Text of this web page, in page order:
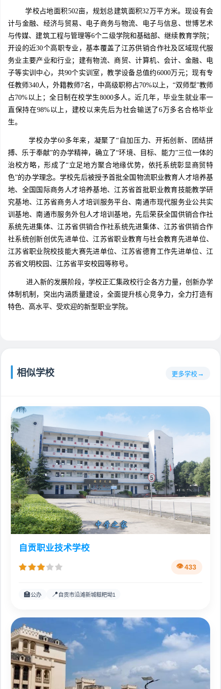
学校占地面积502亩，规划总建筑面积32万平方米。现设有会
计与金融、经济与贸易、电子商务与物流、电子与信息、世博艺术
与传媒、建筑工程与管理等6个二级学院和基础部、继续教育学院；
开设的近30个高职专业，基本覆盖了江苏供销合作社及区域现代服
务业主要产业和行业；建有物流、商贸、计算机、会计、金融、电
子等实训中心，共90个实训室，教学设备总值约6000万元；现有专
任教师340人，外籍教师7名，中高级职称占70%以上，“双师型”教师
占70%以上；全日制在校学生8000多人。近几年，毕业生就业率一
直保持在98%以上，建校以来先后为社会输送了6万多名合格毕业
生。
学校办学60多年来，凝聚了“自加压力、开拓创新、团结拼
搏、乐于奉献”的办学精神，确立了“环境、目标、能力”三位一体的
治校方略，形成了“立足地方聚合地缘优势，依托系统彰显商贸特
色”的办学理念。学校先后被授予首批全国物流职业教育人才培养基
地、全国国际商务人才培养基地、江苏省首批职业教育技能教学研
究基地、江苏省商务人才培训服务平台、南通市现代服务业公共实
训基地、南通市服务外包人才培训基地，先后荣获全国供销合作社
系统先进集体、江苏省供销合作社系统先进集体、江苏省供销合作
社系统创新创优先进单位、江苏省职业教育与社会教育先进单位、
江苏省职业院校技能大赛先进单位、江苏省德育工作先进单位、江
苏省文明校园、江苏省平安校园等称号。
进入新的发展阶段，学校正汇集政校行企各方力量，创新办学
体制机制，突出内涵质量建设，全面提升核心竞争力，全力打造有
特色、高水平、受欢迎的新型职业学院。
相似学校 更多学校
自贡职业技术学校
433
🏫公办 📍自贡市沿滩新城糍粑坳1